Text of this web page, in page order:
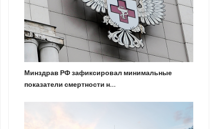
Минздрав РФ зафиксировал минимальные
показатели смертности н...